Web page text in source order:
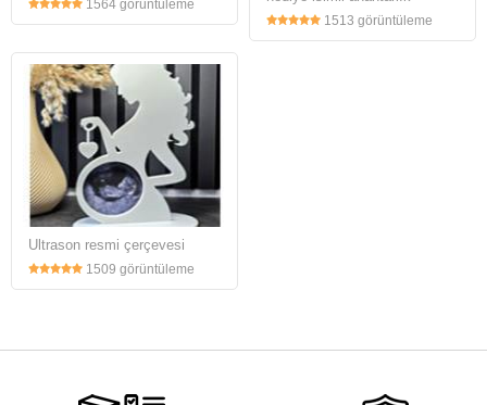
1564 görüntüleme
1513 görüntüleme
Ultrason resmi çerçevesi
1509 görüntüleme